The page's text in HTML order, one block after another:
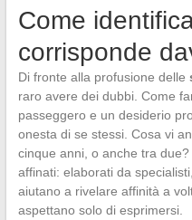
Come
corrisponde
Di fronte alla profusione delle
raro avere dei dubbi. Come
passeggero e un desiderio
onesta di se stessi. Cosa vi
cinque anni, o anche tra due?
affinati: elaborati da
aiutano a rivelare affinità a
aspettano solo di esprimersi.